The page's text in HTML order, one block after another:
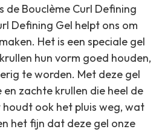
de Bouclème Curl Defining
Defining Gel helpt ons om
Het is een speciale gel
hun vorm goed houden,
te worden. Met deze gel
zachte krullen die heel de
ook het pluis weg, wat
het fijn dat deze gel onze